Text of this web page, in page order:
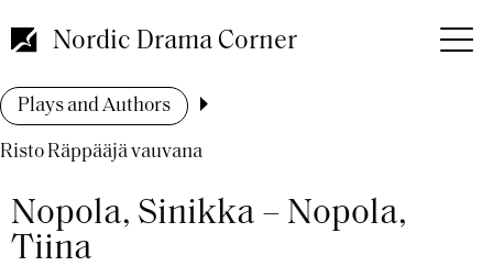
to
main
Nordic Drama Corner
Breadcrumb
Plays and Authors
Risto Räppääjä vauvana
Nopola, Sinikka – Nopola,
Tiina